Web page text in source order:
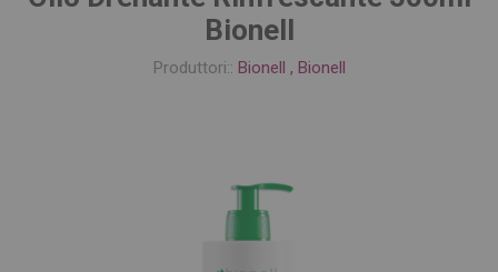
Bionell
Produttori:: Bionell , Bionell